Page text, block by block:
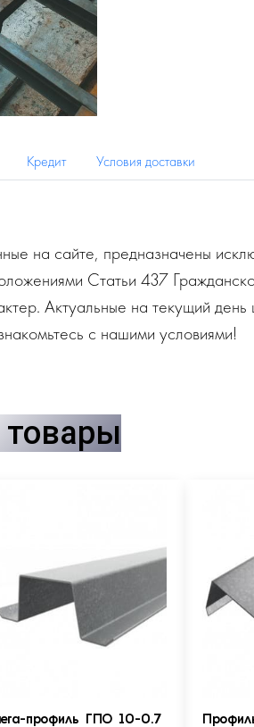
Кредит Условия доставки
на сайте, предназначены
Статьи 437
Актуальные на текущий
с нашими условиями!
профиль ГПО 10-0.7